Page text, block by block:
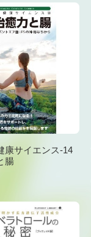
康サイエンス-14
腸